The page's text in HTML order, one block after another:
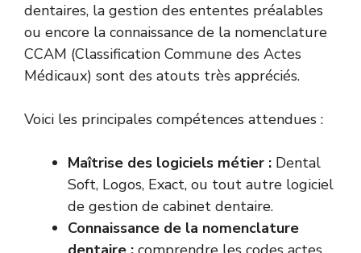
dentaires, la gestion des ententes préalables
ou encore la connaissance de la nomenclature
CCAM (Classification Commune des Actes
Médicaux) sont des atouts très appréciés.
Voici les principales compétences attendues :
Maîtrise des logiciels métier : Dental
Soft, Logos, Exact, ou tout autre logiciel
de gestion de cabinet dentaire.
Connaissance de la nomenclature